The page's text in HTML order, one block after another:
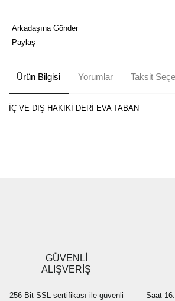
Arkadaşına Gönder
Paylaş
Ürün Bilgisi Yorumlar Taksit
İÇ VE DIŞ HAKİKİ DERİ EVA TABAN
Ürün fiyatı diğer sitelerden daha pahalı.
Bu ürüne benzer farklı alternatifler olmalı.
GÜVENLİ
ALIŞVERİŞ
256 Bit SSL sertifikası ile güvenli
Saat